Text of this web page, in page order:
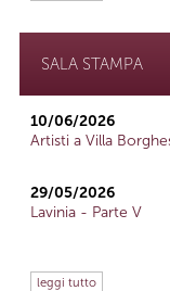
SALA STAMPA
10/06/2026
Artisti a Villa
29/05/2026
Lavinia - Parte V
leggi tutto